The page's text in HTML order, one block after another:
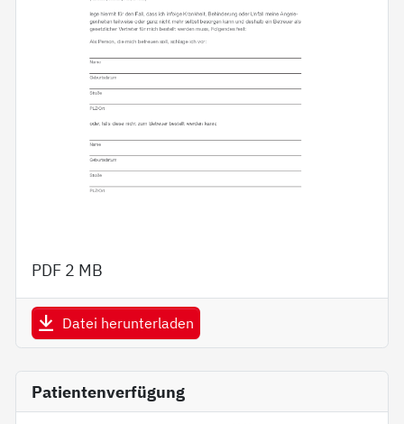
PDF 2 MB
Datei herunterladen
Patientenverfügung